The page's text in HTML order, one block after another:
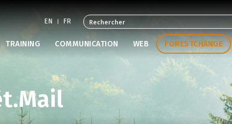
EN FR
TRAINING COMMUNICATION WEB FORESTCHANGE